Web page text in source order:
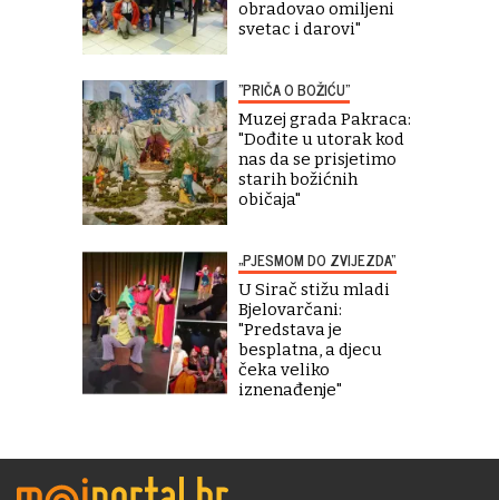
obradovao omiljeni
svetac i darovi"
"PRIČA O BOŽIĆU"
Muzej grada Pakraca:
"Dođite u utorak kod
nas da se prisjetimo
starih božićnih
običaja"
„PJESMOM DO ZVIJEZDA“
U Sirač stižu mladi
Bjelovarčani:
"Predstava je
besplatna, a djecu
čeka veliko
iznenađenje"